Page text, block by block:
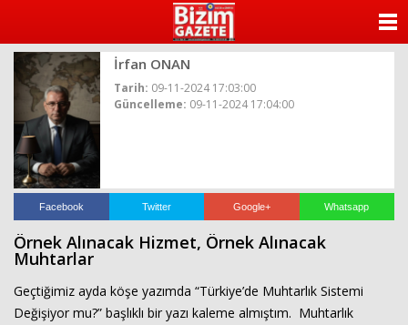
İrfan ONAN
Tarih: 09-11-2024 17:03:00
Güncelleme: 09-11-2024 17:04:00
Facebook Twitter Google+ Whatsapp
Örnek Alınacak Hizmet, Örnek Alınacak
Muhtarlar
Geçtiğimiz ayda köşe yazımda “Türkiye’de Muhtarlık Sistemi
Değişiyor mu?” başlıklı bir yazı kaleme almıştım. Muhtarlık
YAZARLAR
VİDEO GALERİ
KÜNYE